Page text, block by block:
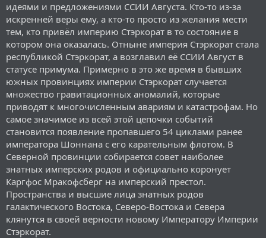
идеями и предложениями ССИИ Августа. Кто-то из-за
искренней веры ему, а кто-то просто из желания мести
тем, кто привёл империю Стэркорат в то состояние в
котором она оказалась. Отныне империя Стэркорат стала
республикой Стэркорат, а возглавил её ССИИ Август в
статусе примума. Примерно в это же время в бывших
южных провинциях империи Стэркорат случается
множество гравитационных аномалий, которые
приводят к многочисленным авариям и катастрофам. Но
самое значимое из всей этой цепочки событий
становится появление пропавшего 54 циклами ранее
императора Шоннана с его карательным флотом. В
Северной провинции собирается совет наиболее
знатных имперских родов и официально коронует
Каргфос Мракофсберг на имперский престол.
Пространства и высшие лица знатных родов
галактического Востока, Северо-Востока и Севера
клянутся в своей верности новому Императору Империи
Стэркорат.